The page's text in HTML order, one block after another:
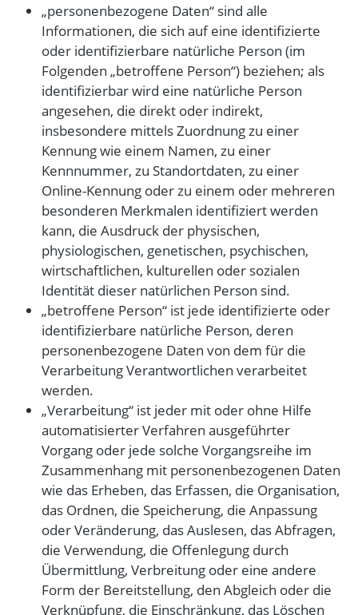
„personenbezogene Daten“ sind alle
Informationen, die sich auf eine identifizierte
oder identifizierbare natürliche Person (im
Folgenden „betroffene Person“) beziehen; als
identifizierbar wird eine natürliche Person
angesehen, die direkt oder indirekt,
insbesondere mittels Zuordnung zu einer
Kennung wie einem Namen, zu einer
Kennnummer, zu Standortdaten, zu einer
Online-Kennung oder zu einem oder mehreren
besonderen Merkmalen identifiziert werden
kann, die Ausdruck der physischen,
physiologischen, genetischen, psychischen,
wirtschaftlichen, kulturellen oder sozialen
Identität dieser natürlichen Person sind.
„betroffene Person“ ist jede identifizierte oder
identifizierbare natürliche Person, deren
personenbezogene Daten von dem für die
Verarbeitung Verantwortlichen verarbeitet
werden.
„Verarbeitung“ ist jeder mit oder ohne Hilfe
automatisierter Verfahren ausgeführter
Vorgang oder jede solche Vorgangsreihe im
Zusammenhang mit personenbezogenen Daten
wie das Erheben, das Erfassen, die Organisation,
das Ordnen, die Speicherung, die Anpassung
oder Veränderung, das Auslesen, das Abfragen,
die Verwendung, die Offenlegung durch
Übermittlung, Verbreitung oder eine andere
Form der Bereitstellung, den Abgleich oder die
Verknüpfung, die Einschränkung, das Löschen